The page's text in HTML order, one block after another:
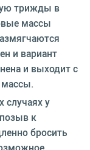
трижды в
массы
и вариант
и выходит с
у
к
бросить